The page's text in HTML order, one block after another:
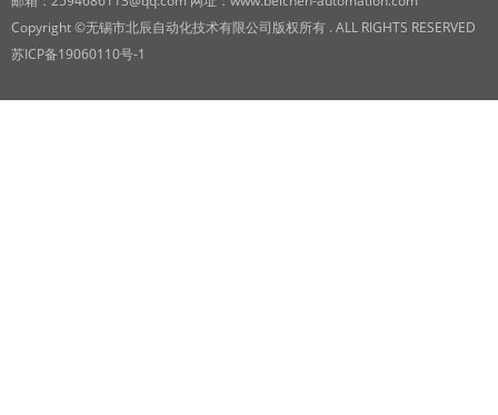
Copyright ©无锡市北辰自动化技术有限公司版权所有 . ALL RIGHTS RESERVED
苏ICP备19060110号-1